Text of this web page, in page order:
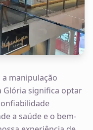
a manipulação
Glória significa optar
a saúde e o bem-